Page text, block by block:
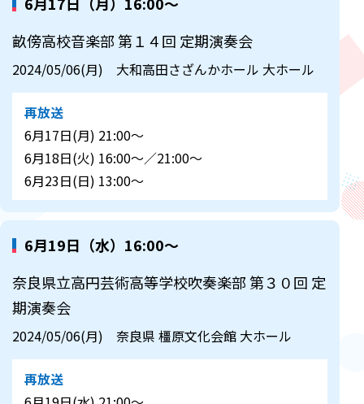
畝傍高校音楽部 第１４回 定期演奏会
2024/05/06(月) 大和高田さざんかホール 大ホール
再放送
6月17日(月) 21:00～
6月18日(火) 16:00～／21:00～
6月23日(日) 13:00～
6月19日（水）16:00～
奈良県立高円芸術高等学校吹奏楽部 第３０回 定
期演奏会
2024/05/06(月) 奈良県 橿原文化会館 大ホール
再放送